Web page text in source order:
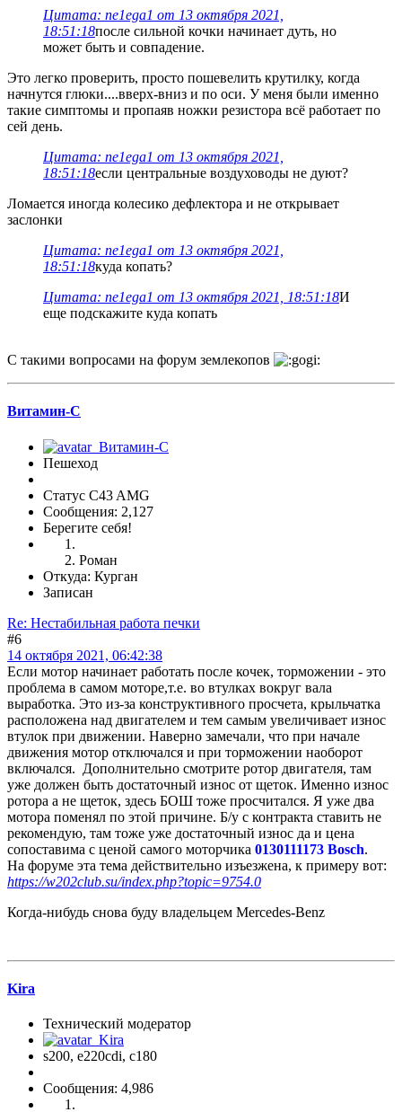
Цитата: ne1ega1 от 13 октября 2021,
18:51:18после сильной кочки начинает дуть, но
может быть и совпадение.
Это легко проверить, просто пошевелить крутилку, когда
начнутся глюки....вверх-вниз и по оси. У меня были именно
такие симптомы и пропаяв ножки резистора всё работает по
сей день.
Цитата: ne1ega1 от 13 октября 2021,
18:51:18если центральные воздуховоды не дуют?
Ломается иногда колесико дефлектора и не открывает
заслонки
Цитата: ne1ega1 от 13 октября 2021,
18:51:18куда копать?
Цитата: ne1ega1 от 13 октября 2021, 18:51:18И
еще подскажите куда копать
С такими вопросами на форум землекопов
Витамин-С
Пешеход
Статус C43 AMG
Сообщения: 2,127
Берегите себя!
Роман
Откуда: Курган
Записан
Re: Нестабильная работа печки
#6
14 октября 2021, 06:42:38
Если мотор начинает работать после кочек, торможении - это
проблема в самом моторе,т.е. во втулках вокруг вала
выработка. Это из-за конструктивного просчета, крыльчатка
расположена над двигателем и тем самым увеличивает износ
втулок при движении. Наверно замечали, что при начале
движения мотор отключался и при торможении наоборот
включался. Дополнительно смотрите ротор двигателя, там
уже должен быть достаточный износ от щеток. Именно износ
ротора а не щеток, здесь БОШ тоже просчитался. Я уже два
мотора поменял по этой причине. Б/у с контракта ставить не
рекомендую, там тоже уже достаточный износ да и цена
сопоставима с ценой самого моторчика 0130111173 Bosch.
На форуме эта тема действительно изъезжена, к примеру вот:
https://w202club.su/index.php?topic=9754.0
Когда-нибудь снова буду владельцем Mercedes-Benz
Kira
Технический модератор
s200, е220cdi, с180
Сообщения: 4,986